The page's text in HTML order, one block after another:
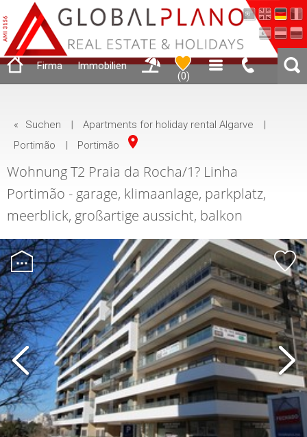
Firma
Immobilien
(0)
« Suchen | Apartments for holiday rental Algarve
|
Portimão
| Portimão
Wohnung T2 Praia da Rocha/1? Linha
Portimão - garage, klimaanlage, parkplatz,
meerblick, großartige aussicht, balkon